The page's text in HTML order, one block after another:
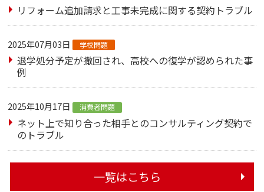
リフォーム追加請求と工事未完成に関する契約トラブル
2025年07月03日 学校問題
退学処分予定が撤回され、高校への復学が認められた事
例
2025年10月17日 消費者問題
ネット上で知り合った相手とのコンサルティング契約で
のトラブル
一覧はこちら